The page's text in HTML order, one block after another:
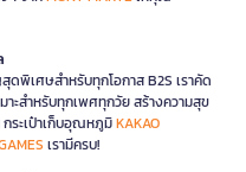
พิเศษสำหรับทุกโอกาส B2S เราคัด
าะสำหรับทุกเพศทุกวัย สร้างความสุข
ระเป๋าเก็บอุณหภูมิKAKAO
เรามีครบ!